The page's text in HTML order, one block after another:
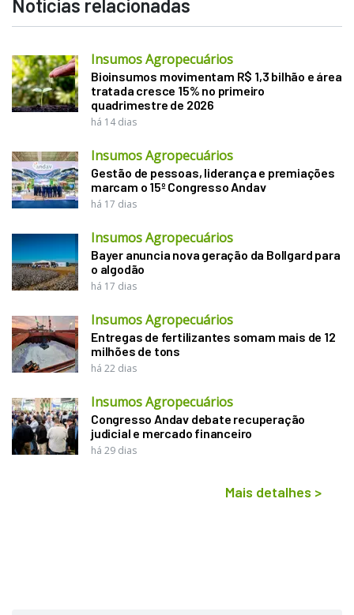
Notícias relacionadas
Insumos Agropecuários
Bioinsumos movimentam R$ 1,3 bilhão e área
tratada cresce 15% no primeiro
quadrimestre de 2026
há 14 dias
Insumos Agropecuários
Gestão de pessoas, liderança e premiações
marcam o 15º Congresso Andav
há 17 dias
Insumos Agropecuários
Bayer anuncia nova geração da Bollgard para
o algodão
há 17 dias
Insumos Agropecuários
Entregas de fertilizantes somam mais de 12
milhões de tons
há 22 dias
Insumos Agropecuários
Congresso Andav debate recuperação
judicial e mercado financeiro
há 29 dias
Mais detalhes >